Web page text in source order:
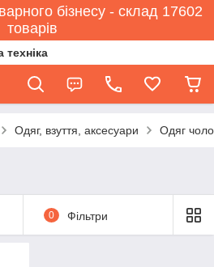
бізнесу - склад 17602
товарів
Одяг, взуття, аксесуари Одяг
0 Фільтри